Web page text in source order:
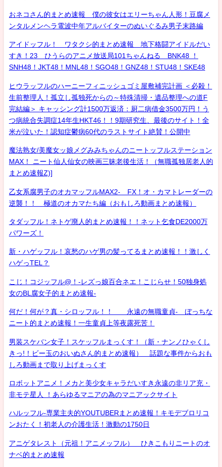
おネコさん的まとめ速報 僕の彼女はエリーちゃん人形！豆腐メ
ンタルメンヘラ電波中年アルバイターのぬいぐるみ男子末路編
アイドッフル！ ワタクシ的まとめ速報 地下格闘アイドルだい
すき！23 ひうらのアニメ放送局101ちゃんねる BNK48 ！
SNH48！JKT48！MNL48！SGO48！GNZ48！STU48！SKE48
ヒウラッフルのハーニーフィニッシュゴミ屋敷補完計画 ＜必殺！
生前整理人！孤立し孤独死からの～特殊清掃・遺品整理への道F
完結編＞ キャッシング計1500万返済：厨二病借金3500万円！う
つ病統合失調症14年生HKT46！！9期研究生、最後のサイト！全
米が泣いた！認知症鬱病60代のラストサイト絶賛！公開中
魔法熟女/美魔女ッ娘メグみみちゃんのニートッフルステーション
MAX！ ニート仙人仙女の映画三昧老後生活！（無職孤独居老人的
まとめ速報Z)]
乙女系腐男子のオカマッフルMAX2- FX！オ・カマトレーダーの
逆襲！！ 極道のオカマたち編（おもしろ動画まとめ速報）
タダッフル！ネトゲ廃人的まとめ速報！！ネット乞食DE2000万
パワーズ！
新・ハゲッフル！哀愁のハゲ男の髪ってるまとめ速報！！激しく
ハゲっTEL？
こじ！コジッフル@！-レズっ娘百合ネエ！こじらせ！50独身処
女のBL腐女子的まとめ速報-
何だ！何が？真・シロッフル！！ 永遠の無職童貞- ぼっちな
ニート的まとめ速報！一生童貞上等夜露死苦！
男装スケバン女子！スケッフルまっくす！（新・ナンノひゃくし
きっ!！ビー玉のおいぬさん的まとめ速報） 話題な事件からおも
しろ動画まで取り上げまっくす
ロボットアニメ！メカと美少女キャラだいすき永遠の非リア充・
非モテ星人 ！あらゆるマニアの為のマニアックサイト
ハルッフル-専業主夫的YOUTUBERまとめ速報！キモデブロリコ
ンおたく！初老人の介護生活！激動の1750日
アニゲタレスト（元祖！アニメッフル） ひきこもりニートのオ
ナベ的まとめ速報